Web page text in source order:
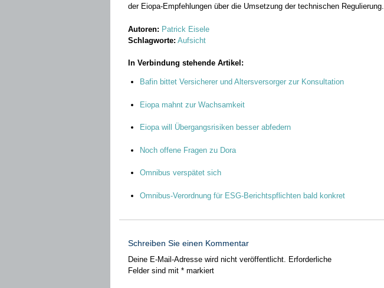
der Eiopa-Empfehlungen über die Umsetzung der technischen Regulierung.
Autoren: Patrick Eisele
Schlagworte: Aufsicht
In Verbindung stehende Artikel:
Bafin bittet Versicherer und Altersversorger zur Konsultation
Eiopa mahnt zur Wachsamkeit
Eiopa will Übergangsrisiken besser abfedern
Noch offene Fragen zu Dora
Omnibus verspätet sich
Omnibus-Verordnung für ESG-Berichtspflichten bald konkret
Schreiben Sie einen Kommentar
Deine E-Mail-Adresse wird nicht veröffentlicht. Erforderliche
Felder sind mit * markiert